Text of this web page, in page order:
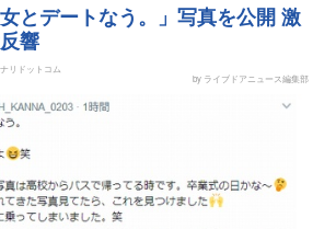
とデートなう。」写真を公開 激
響
リドットコム
by ライブドアニュース編集部